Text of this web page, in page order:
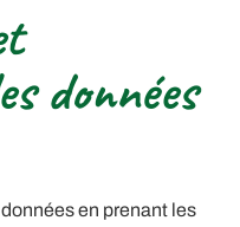
données
en prenant les